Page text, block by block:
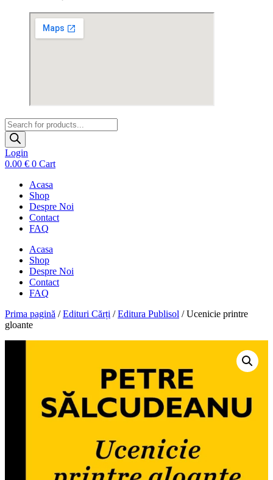
Products
search
Login
0.00 € 0 Cart
Acasa
Shop
Despre Noi
Contact
FAQ
Acasa
Shop
Despre Noi
Contact
FAQ
Prima pagină /Edituri Cărți /Editura Publisol / Ucenicie printre
gloante